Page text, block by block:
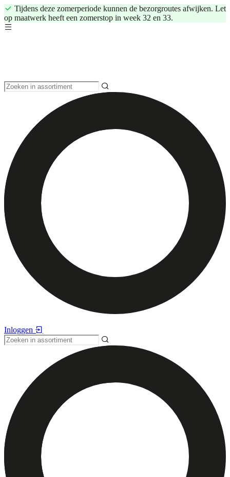
Tijdens deze zomerperiode kunnen de bezorgroutes afwijken. Let
op maatwerk heeft een zomerstop in week 32 en 33.
Inloggen